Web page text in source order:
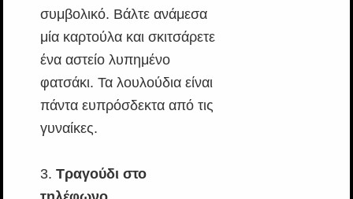
συμβολικό. Βάλτε ανάμεσα
μία καρτούλα και σκιτσάρετε
ένα αστείο λυπημένο
φατσάκι. Τα λουλούδια είναι
πάντα ευπρόσδεκτα από τις
γυναίκες.
3. Τραγούδι στο